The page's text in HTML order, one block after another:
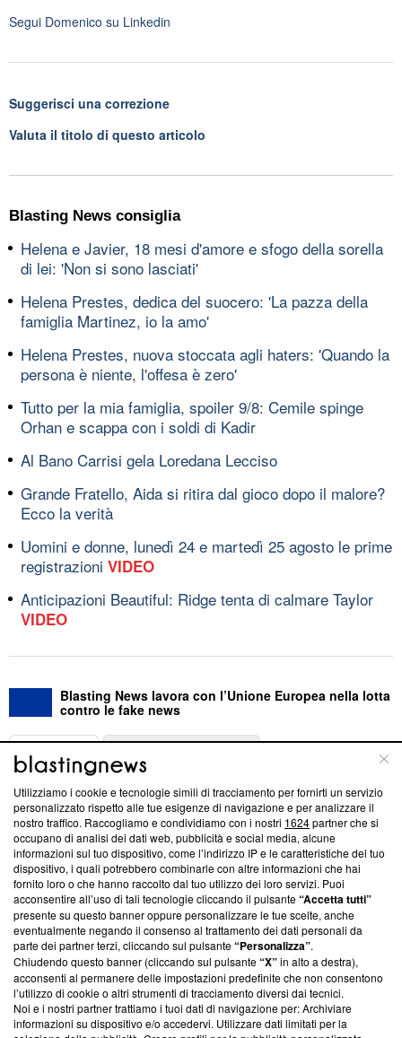
Segui Domenico su Linkedin
Suggerisci una correzione
Valuta il titolo di questo articolo
Blasting News consiglia
Helena e Javier, 18 mesi d'amore e sfogo della sorella
di lei: 'Non si sono lasciati'
Helena Prestes, dedica del suocero: 'La pazza della
famiglia Martinez, io la amo'
Helena Prestes, nuova stoccata agli haters: 'Quando la
persona è niente, l'offesa è zero'
Tutto per la mia famiglia, spoiler 9/8: Cemile spinge
Orhan e scappa con i soldi di Kadir
Al Bano Carrisi gela Loredana Lecciso
Grande Fratello, Aida si ritira dal gioco dopo il malore?
Ecco la verità
Uomini e donne, lunedì 24 e martedì 25 agosto le prime
registrazioni VIDEO
Anticipazioni Beautiful: Ridge tenta di calmare Taylor
VIDEO
Blasting News lavora con l’Unione Europea nella lotta
contro le fake news
ABOUT
Questa sezione offre informazioni trasparenti su Blasting
News, sui nostri processi editoriali e su come ci impegniamo a
creare news di qualità. Inoltre, afferma la nostra aderenza a
‘Trust Project - News with Integrity’Blasting News non è
ancora membro del programma, ma ha richiesto di farne
parte; Trust Project non ha ancora effettuato una verifica di
conformità agli standard.
Su di noi
Team editoriale
Corporate
Utilizziamo i cookie e tecnologie simili di tracciamento per fornirti un servizio
personalizzato rispetto alle tue esigenze di navigazione e per analizzare il
nostro traffico. Raccogliamo e condividiamo con i nostri 1624partner che si
occupano di analisi dei dati web, pubblicità e social media, alcune
informazioni sul tuo dispositivo, come l’indirizzo IP e le caratteristiche del tuo
dispositivo, i quali potrebbero combinarle con altre informazioni che hai
fornito loro o che hanno raccolto dal tuo utilizzo dei loro servizi. Puoi
acconsentire all’uso di tali tecnologie cliccando il pulsante“Accetta tutti”
presente su questo banner oppure personalizzare le tue scelte, anche
eventualmente negando il consenso al trattamento dei dati personali da
parte dei partner terzi, cliccando sul pulsante“Personalizza”.
Chiudendo questo banner (cliccando sul pulsante“X”in alto a destra),
acconsenti al permanere delle impostazioni predefinite che non consentono
l’utilizzo di cookie o altri strumenti di tracciamento diversi dai tecnici.
Noi e i nostri partner trattiamo i tuoi dati di navigazione per: Archiviare
informazioni su dispositivo e/o accedervi. Utilizzare dati limitati per la